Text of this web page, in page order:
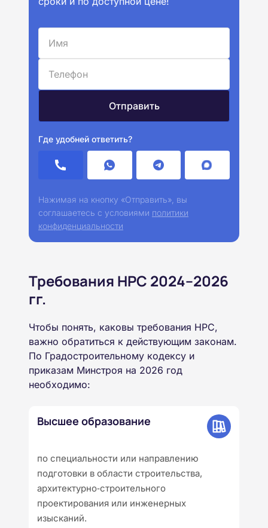
Где удобней ответить?
Нажимая на кнопку «Отправить», вы
соглашаетесь с условиями политики
конфиденциальности
Требования НРС 2024–2026
гг.
Чтобы понять, каковы требования НРС,
важно обратиться к действующим законам.
По Градостроительному кодексу и
приказам Минстроя на 2026 год
необходимо:
Высшее образование
по специальности или направлению
подготовки в области строительства,
архитектурно‑строительного
проектирования или инженерных
изысканий.